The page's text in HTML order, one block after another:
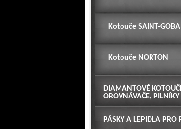
Kotouče SAINT-
Kotouče NORTON
DIAMANTOVÉ
OROVNÁVAČE, PILNÍKY
PÁSKY A LEPIDLA PRO